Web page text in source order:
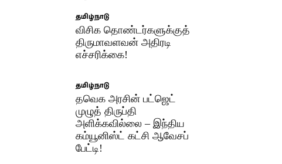
தமிழ்நாடு
விசிக தொண்டர்களுக்குத்
திருமாவளவன் அதிரடி
எச்சரிக்கை!
தமிழ்நாடு
தவெக அரசின் பட்ஜெட்
முழுத் திருப்தி
அளிக்கவில்லை – இந்திய
கம்யூனிஸ்ட் கட்சி ஆவேசப்
பேட்டி!